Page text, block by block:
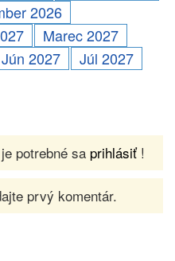
2026
Marec 2027
Jún 2027 Júl 2027
je potrebné sa prihlásiť!
prvý komentár.